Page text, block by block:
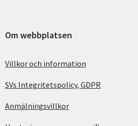
Om webbplatsen
Villkor och information
SVs Integritetspolicy, GDPR
Anmälningsvillkor